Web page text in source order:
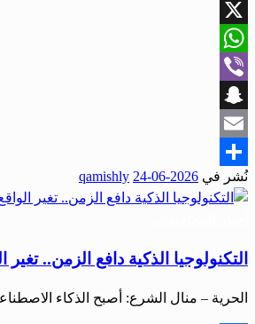
Facebook
X
WhatsApp
Viber
Snapchat
Email
Share
نُشر في 2026-06-24
qamishly
التكنولوجيا الذكية دافع الزمن..
الحرية – منال الشرع: أصبح الذكاء